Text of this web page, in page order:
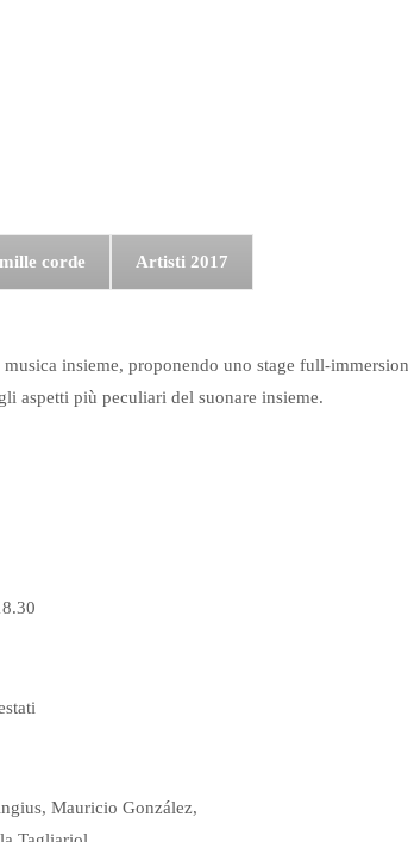
corde Artisti 2017
insieme, proponendo uno stage full-
aspetti più peculiari del suonare insieme.
Mauricio González,